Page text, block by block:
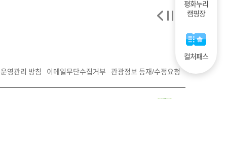
평화누리
캠핑장
컬처패스
영관리 방침 이메일무단수집거부 관광정보 등재/수정요청